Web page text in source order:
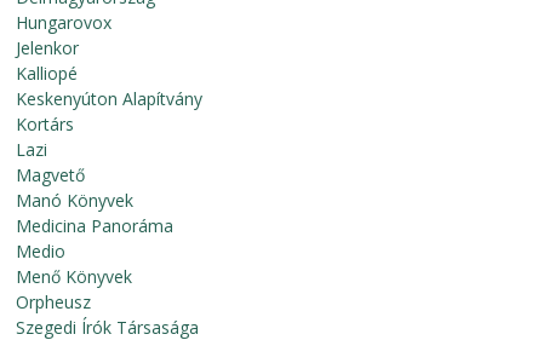
Hungarovox
Jelenkor
Kalliopé
Keskenyúton Alapítvány
Kortárs
Lazi
Magvető
Manó Könyvek
Medicina Panoráma
Medio
Menő Könyvek
Orpheusz
Szegedi Írók Társasága